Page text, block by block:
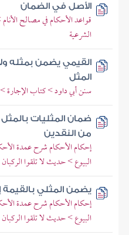
الأصل في الضمان
قواعد الأحكام في مصالح
الشرعية
القيمي يضمن بمثله
المثل
سنن أبي داود > كتاب الإجارة
ضمان المثليات
من النقدين
إحكام الأحكام شرح عمدة
البيوع > حديث لا تلقوا
يضمن المثلي بالقيمة
إحكام الأحكام شرح عمدة
البيوع > حديث لا تلقوا